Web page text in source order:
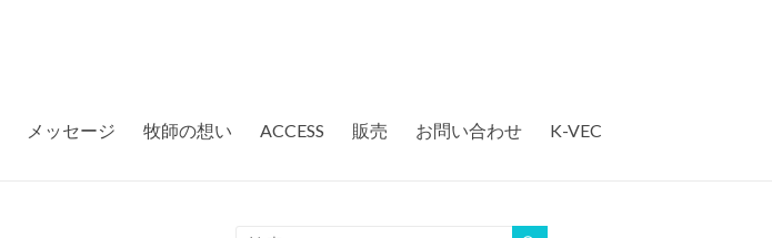
メッセージ 牧師の想い ACCESS 販売 お問い合わせ
K-VEC